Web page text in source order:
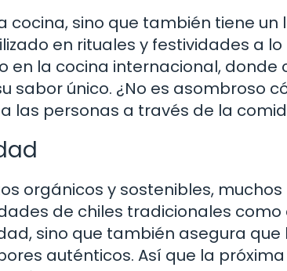
cocina, sino que también tiene un
en rituales y festividades a
en la cocina internacional, donde
único. ¿No es asombroso
las personas a través de la
orgánicos y sostenibles, muchos
de chiles tradicionales como
sino que también asegura que
auténticos. Así que la próxima